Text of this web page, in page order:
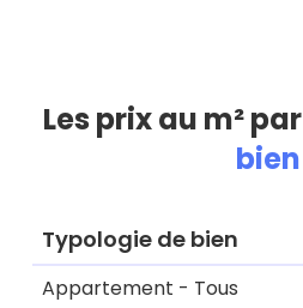
Les prix au m² par
bien
Typologie de bien
Appartement - Tous